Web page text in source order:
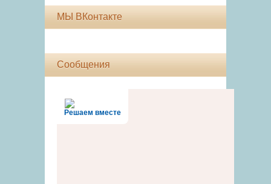
МЫ ВКонтакте
Сообщения
Решаем вместе